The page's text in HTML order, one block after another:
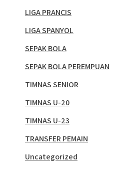
LIGA PRANCIS
LIGA SPANYOL
SEPAK BOLA
SEPAK BOLA PEREMPUAN
TIMNAS SENIOR
TIMNAS U-20
TIMNAS U-23
TRANSFER PEMAIN
Uncategorized